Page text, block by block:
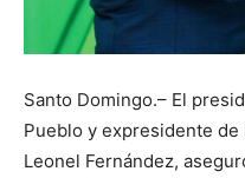
Santo Domingo.– El
Pueblo y expresidente de
Leonel Fernández,